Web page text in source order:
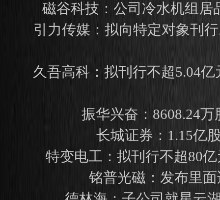
磁谷科技：公司冷水机组居
引力传媒：拟向特定对象刊
久吾高科：拟刊行不超5.04
振华兴奋：8608.24
长城证券：1.15亿
特变电工：拟刊行不超80
铭普光磁：发布里